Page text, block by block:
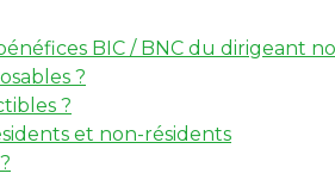
BIC / BNC du dirigeant
?
?
et non-résidents